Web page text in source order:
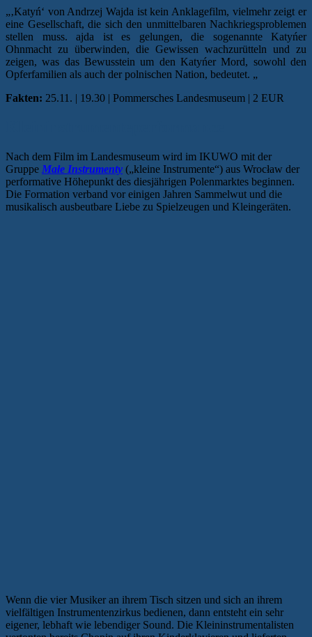
„‚Katyń‘ von Andrzej Wajda ist kein Anklagefilm, vielmehr zeigt er
eine Gesellschaft, die sich den unmittelbaren Nachkriegsproblemen
stellen muss. ajda ist es gelungen, die sogenannte Katyńer
Ohnmacht zu überwinden, die Gewissen wachzurütteln und zu
zeigen, was das Bewusstein um den Katyńer Mord, sowohl den
Opferfamilien als auch der polnischen Nation, bedeutet. „
Fakten: 25.11. | 19.30 | Pommersches Landesmuseum | 2 EUR
Nach dem Film im Landesmuseum wird im IKUWO mit der
Gruppe Małe Instrumenty („kleine Instrumente“) aus Wrocław der
performative Höhepunkt des diesjährigen Polenmarktes beginnen.
Die Formation verband vor einigen Jahren Sammelwut und die
musikalisch ausbeutbare Liebe zu Spielzeugen und Kleingeräten.
Wenn die vier Musiker an ihrem Tisch sitzen und sich an ihrem
vielfältigen Instrumentenzirkus bedienen, dann entsteht ein sehr
eigener, lebhaft wie lebendiger Sound. Die Kleininstrumentalisten